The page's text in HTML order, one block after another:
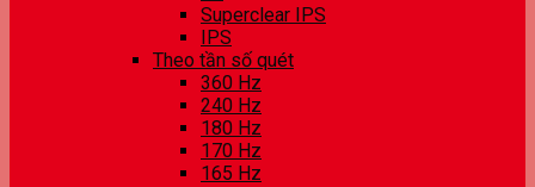
Superclear IPS
IPS
Theo tần số quét
360 Hz
240 Hz
180 Hz
170 Hz
165 Hz